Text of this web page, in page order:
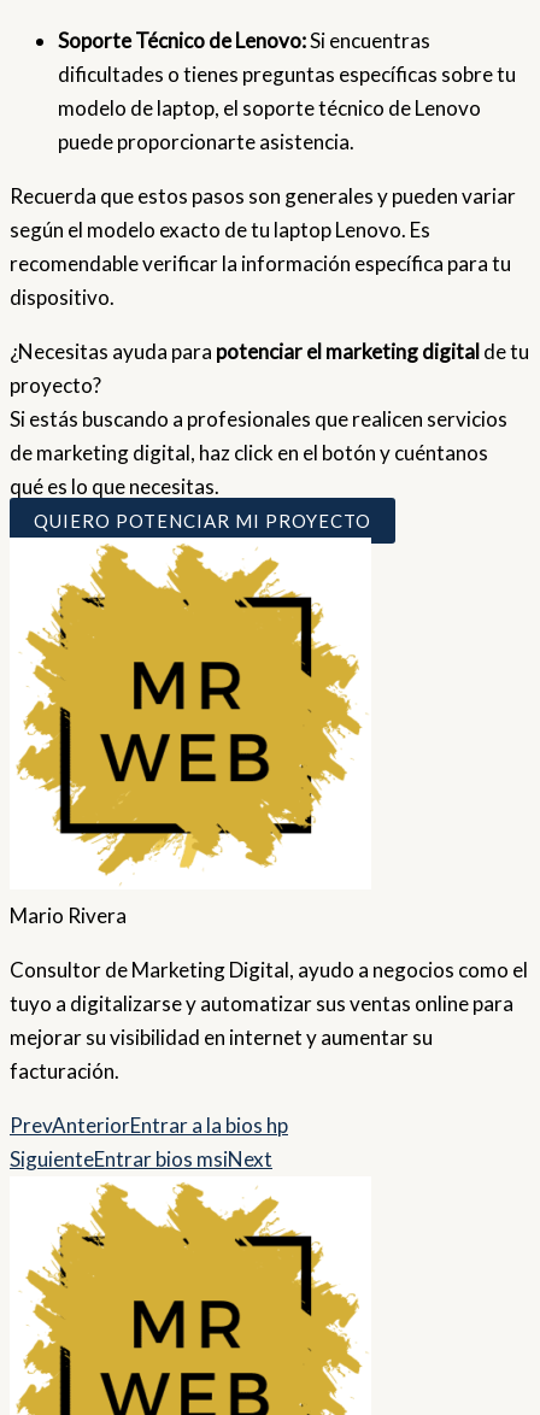
Soporte Técnico de Lenovo:Si encuentras
dificultades o tienes preguntas específicas sobre tu
modelo de laptop, el soporte técnico de Lenovo
puede proporcionarte asistencia.
Recuerda que estos pasos son generales y pueden variar
según el modelo exacto de tu laptop Lenovo. Es
recomendable verificar la información específica para tu
dispositivo.
¿Necesitas ayuda para potenciar el marketing digital de tu
proyecto?
Si estás buscando a profesionales que realicen servicios
de marketing digital, haz click en el botón y cuéntanos
qué es lo que necesitas.
QUIERO POTENCIAR MI PROYECTO
Mario Rivera
Consultor de Marketing Digital, ayudo a negocios como el
tuyo a digitalizarse y automatizar sus ventas online para
mejorar su visibilidad en internet y aumentar su
facturación.
PrevAnteriorEntrar a la bios hp
SiguienteEntrar bios msiNext